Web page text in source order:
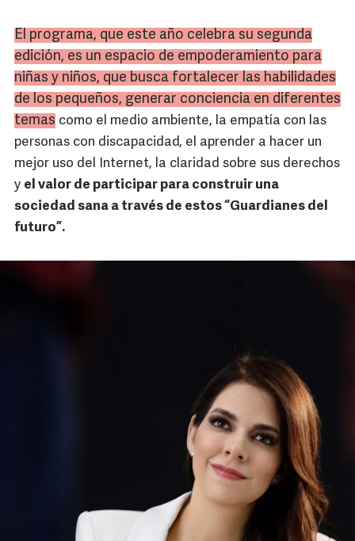
El programa, que este año celebra su segunda
edición, es un espacio de empoderamiento para
niñas y niños, que busca fortalecer las habilidades
de los pequeños, generar conciencia en diferentes
temas como el medio ambiente, la empatía con las
personas con discapacidad, el aprender a hacer un
mejor uso del Internet, la claridad sobre sus derechos
y el valor de participar para construir una
sociedad sana a través de estos “Guardianes del
futuro”.